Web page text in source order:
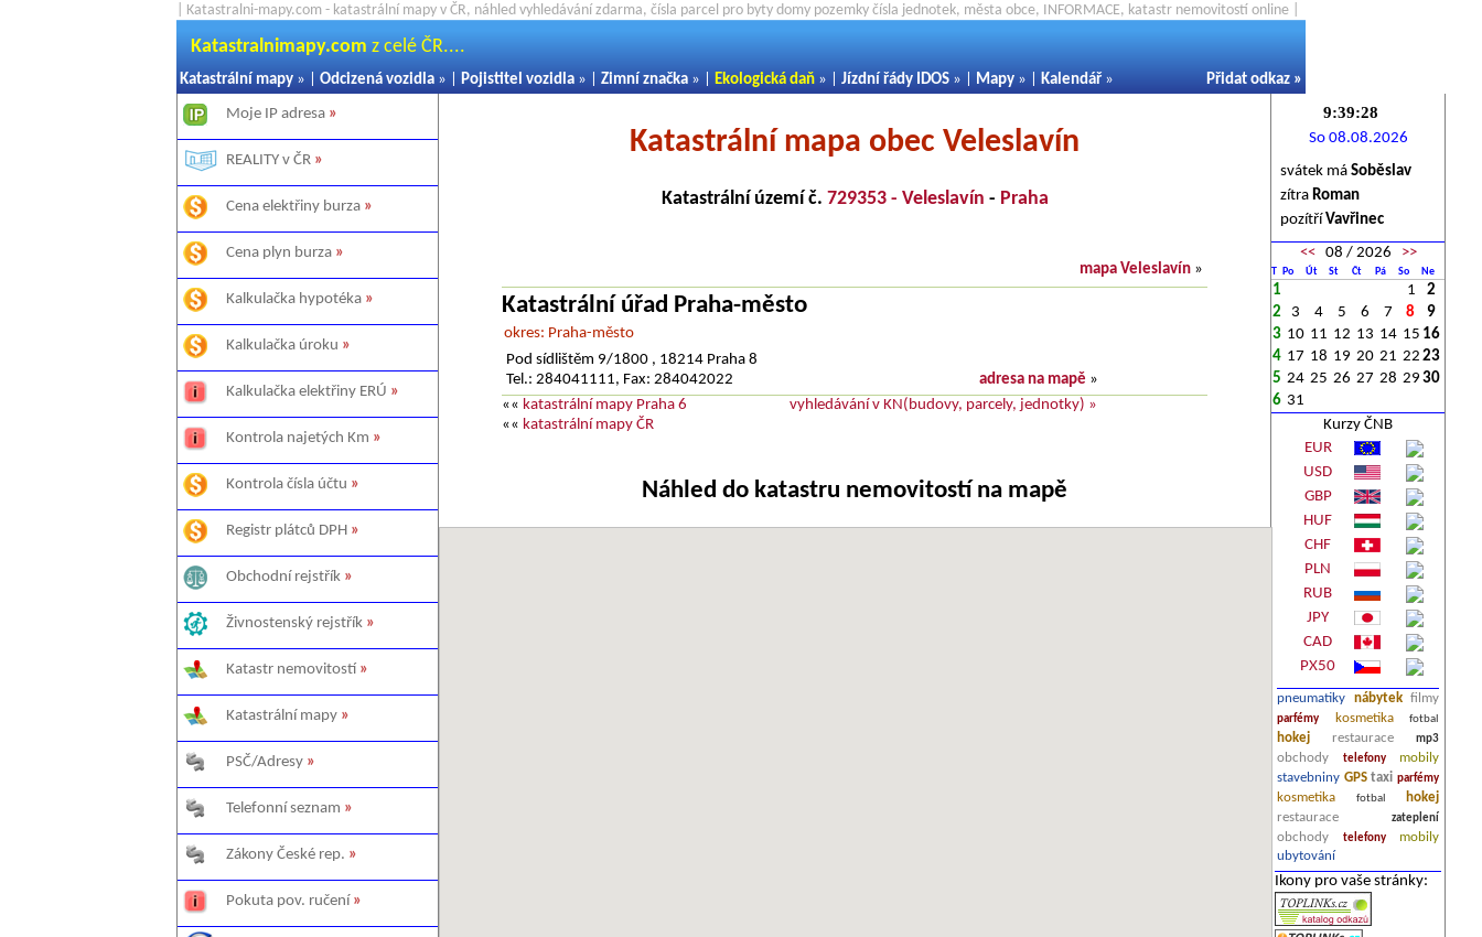
| Katastralni-mapy.com - katastrální mapy v ČR, náhled vyhledávání zdarma, čísla parcel pro byty domy pozemky čísla jednotek, města obce, INFORMACE, katastr nemovitostí online |
Katastralnimapy.com z celé ČR....
Katastrální mapy » | Odcizená vozidla » | Pojistitel vozidla » | Zimní značka » | Ekologická daň » | Jízdní řády IDOS » | Mapy » | Kalendář » Přidat odkaz »
Moje IP adresa »
REALITY v ČR »
Cena elektřiny burza »
Cena plyn burza »
Kalkulačka hypotéka »
Kalkulačka úroku »
Kalkulačka elektřiny ERÚ »
Kontrola najetých Km »
Kontrola čísla účtu »
Registr plátců DPH »
Obchodní rejstřík »
Živnostenský rejstřík »
Katastr nemovitostí »
Katastrální mapy »
PSČ/Adresy »
Telefonní seznam »
Zákony České rep. »
Pokuta pov. ručení »
Katastrální mapa obec Veleslavín
Katastrální území č. 729353 - Veleslavín - Praha
mapa Veleslavín »
Katastrální úřad Praha-město
okres: Praha-město
Pod sídlištěm 9/1800 , 18214 Praha 8
Tel.: 284041111, Fax: 284042022
adresa na mapě »
«« katastrální mapy Praha 6
«« katastrální mapy ČR
vyhledávání v KN(budovy, parcely, jednotky) »
Náhled do katastru nemovitostí na mapě
So 08.08.2026
svátek má Soběslav
zítra Roman
pozítří Vavřinec
<<08 / 2026 >>
T Po Út St Čt Pá So Ne
1 1
2
2
3 4 5 6 7 8
9
3 10 11 12 13 14 15 16
4 17 18 19 20 21 22 23
5 24 25 26 27 28 29 30
6 31
Kurzy ČNB
EUR
USD
GBP
HUF
CHF
PLN
RUB
JPY
CAD
PX50
pneumatiky nábytek filmy
parfémy kosmetika fotbal
hokej restaurace mp3
obchody telefony
mobily
stavebniny GPS taxi parfémy
kosmetika fotbal
hokej
restaurace
zateplení
obchody telefony
mobily
ubytování
Ikony pro vaše stránky: